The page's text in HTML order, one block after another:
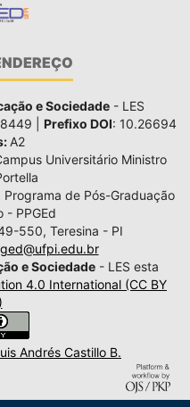
e Sociedade - LES
| Prefixo DOI: 10.26694
A2
Universitário Ministro
de Pós-Graduação
- PPGEd
550, Teresina - PI
e Sociedade - LES esta
4.0 International (CC BY
Andrés Castillo B.